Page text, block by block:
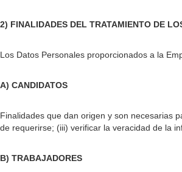
2) FINALIDADES DEL TRATAMIENTO DE
Los Datos Personales proporcionados a la
A) CANDIDATOS
Finalidades que dan origen y son necesarias
de requerirse; (iii) verificar la veracidad de la
B) TRABAJADORES